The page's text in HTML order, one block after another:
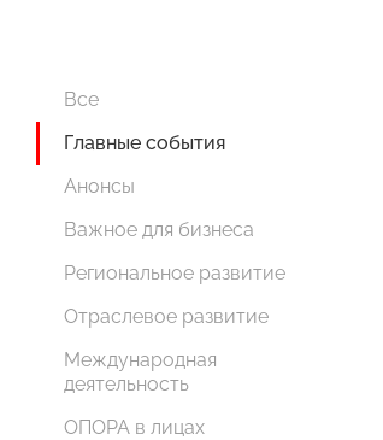
Все
Главные события
Анонсы
Важное для бизнеса
Региональное развитие
Отраслевое развитие
Международная
деятельность
ОПОРА в лицах